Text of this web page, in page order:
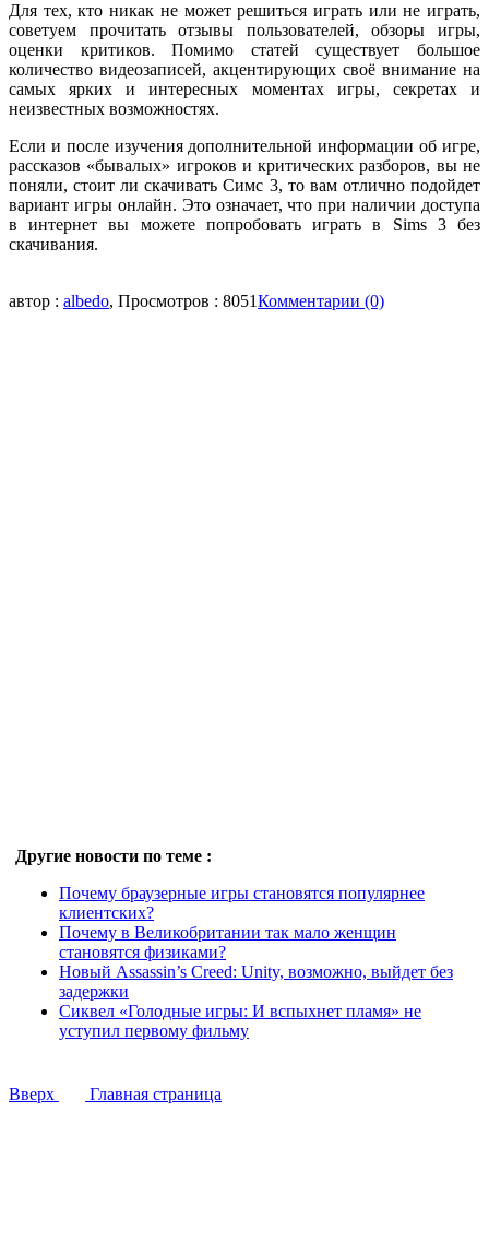
Для тех, кто никак не может решиться играть или не играть,
советуем прочитать отзывы пользователей, обзоры игры,
оценки критиков. Помимо статей существует большое
количество видеозаписей, акцентирующих своё внимание на
самых ярких и интересных моментах игры, секретах и
неизвестных возможностях.
Если и после изучения дополнительной информации об игре,
рассказов «бывалых» игроков и критических разборов, вы не
поняли, стоит ли скачивать Симс 3, то вам отлично подойдет
вариант игры онлайн. Это означает, что при наличии доступа
в интернет вы можете попробовать играть в Sims 3 без
скачивания.
автор : albedo, Просмотров : 8051Комментарии (0)
Другие новости по теме :
Почему браузерные игры становятся популярнее
клиентских?
Почему в Великобритании так мало женщин
становятся физиками?
Новый Assassin’s Creed: Unity, возможно, выйдет без
задержки
Сиквел «Голодные игры: И вспыхнет пламя» не
уступил первому фильму
Вверх Главная страница